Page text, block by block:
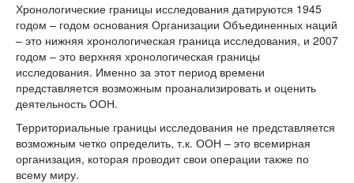
Хронологические границы исследования датируются 1945
годом – годом основания Организации Объединенных наций
– это нижняя хронологическая граница исследования, и 2007
годом – это верхняя хронологическая границы
исследования. Именно за этот период времени
представляется возможным проанализировать и оценить
деятельность ООН.
Территориальные границы исследования не представляется
возможным четко определить, т.к. ООН – это всемирная
организация, которая проводит свои операции также по
всему миру.